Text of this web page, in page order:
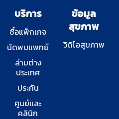
บริการ
ซื้อแพ็กเกจ
นัดพบแพทย์
ล่ามต่าง
ประเทศ
ประกัน
ศูนย์และ
คลินิก
ข้อมูล
สุขภาพ
วิดิโอสุขภาพ